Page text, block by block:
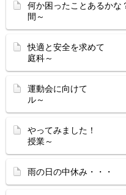
何か困ったことあ
間～
快適と安全を
庭科～
運動会に向け
ル～
やってみまし
授業～
雨の日の中休み・・・